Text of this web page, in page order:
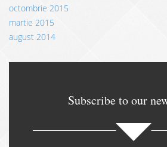
octombrie 2015
martie 2015
august 2014
Subscribe to our